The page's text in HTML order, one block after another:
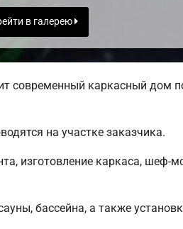
в галерею
современный каркасный дом
на участке заказчика.
изготовление каркаса,
бассейна, а также